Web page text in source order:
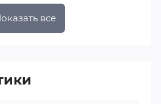
(женская) геометрия
все